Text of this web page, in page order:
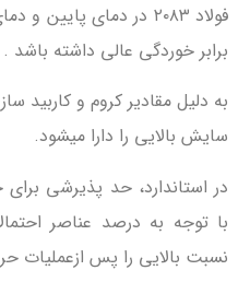
فولاد ۲۰۸۳ در دمای
برابر خوردگی عالی داشته باشد .
به دلیل مقادیر کروم و
سایش بالایی را دارا میشود.
در استاندارد، حد پذیرشی
با توجه به درصد عناصر
نسبت بالایی را پس ازعملیات